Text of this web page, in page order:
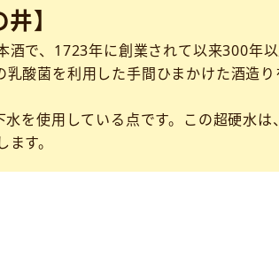
井】
で、1723年に創業されて以来300年
酸菌を利用した手間ひまかけた酒造り
を使用している点です。この超硬水は
す。